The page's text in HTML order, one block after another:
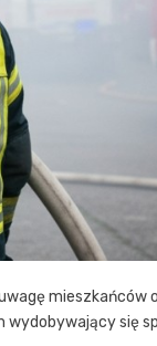
mieszkańców
się